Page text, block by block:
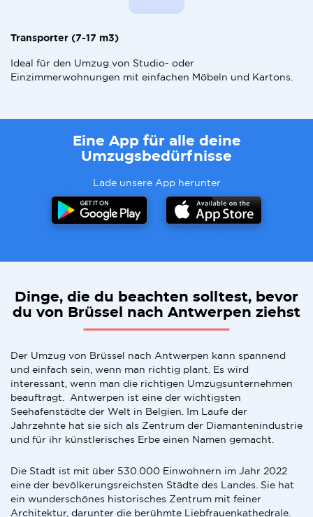
Transporter (7-17 m3)
Ideal für den Umzug von Studio- oder
Einzimmerwohnungen mit einfachen Möbeln und Kartons.
Eine App für alle deine
Umzugsbedürfnisse
Lade unsere App herunter
Dinge, die du beachten solltest, bevor
du von Brüssel nach Antwerpen ziehst
Der Umzug von Brüssel nach Antwerpen kann spannend
und einfach sein, wenn man richtig plant. Es wird
interessant, wenn man die richtigen Umzugsunternehmen
beauftragt. Antwerpen ist eine der wichtigsten
Seehafenstädte der Welt in Belgien. Im Laufe der
Jahrzehnte hat sie sich als Zentrum der Diamantenindustrie
und für ihr künstlerisches Erbe einen Namen gemacht.
Die Stadt ist mit über 530.000 Einwohnern im Jahr 2022
eine der bevölkerungsreichsten Städte des Landes. Sie hat
ein wunderschönes historisches Zentrum mit feiner
Architektur, darunter die berühmte Liebfrauenkathedrale.